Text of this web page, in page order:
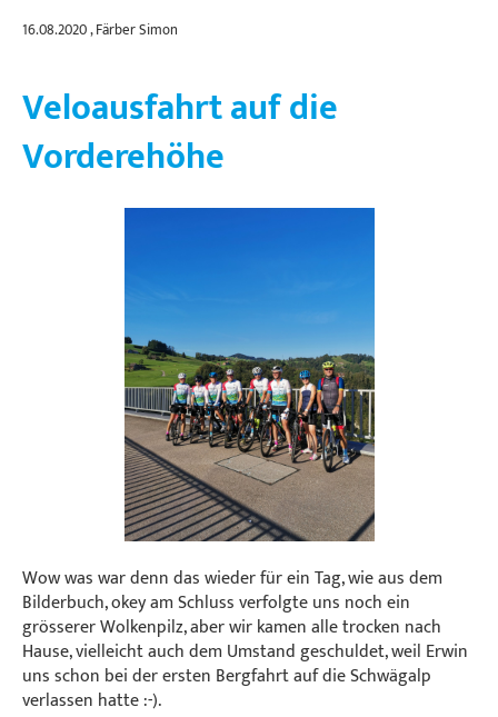
16.08.2020, Färber Simon
Veloausfahrt auf die
Vorderehöhe
Wow was war denn das wieder für ein Tag, wie aus dem
Bilderbuch, okey am Schluss verfolgte uns noch ein
grösserer Wolkenpilz, aber wir kamen alle trocken nach
Hause, vielleicht auch dem Umstand geschuldet, weil Erwin
uns schon bei der ersten Bergfahrt auf die Schwägalp
verlassen hatte :-).